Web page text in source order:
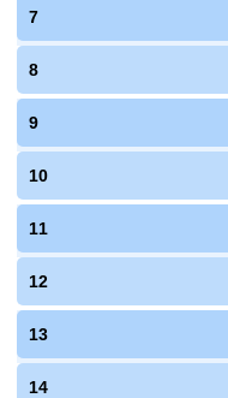
7
8
9
10
11
12
13
14